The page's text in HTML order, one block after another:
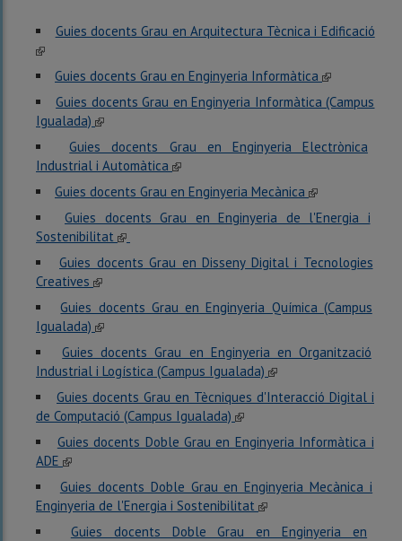
Guies docents Grau en Arquitectura Tècnica i Edificació
Guies docents Grau en Enginyeria Informàtica
Guies docents Grau en Enginyeria Informàtica (Campus
Igualada)
Guies docents Grau en Enginyeria Electrònica
Industrial i Automàtica
Guies docents Grau en Enginyeria Mecànica
Guies docents Grau en Enginyeria de l'Energia i
Sostenibilitat
Guies docents Grau en Disseny Digital i Tecnologies
Creatives
Guies docents Grau en Enginyeria Química (Campus
Igualada)
Guies docents Grau en Enginyeria en Organització
Industrial i Logística (Campus Igualada)
Guies docents Grau en Tècniques d'Interacció Digital i
de Computació (Campus Igualada)
Guies docents Doble Grau en Enginyeria Informàtica i
ADE
Guies docents Doble Grau en Enginyeria Mecànica i
Enginyeria de l'Energia i Sostenibilitat
Guies docents Doble Grau en Enginyeria en